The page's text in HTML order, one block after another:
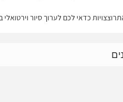
כדאי לכם לערוך סיור